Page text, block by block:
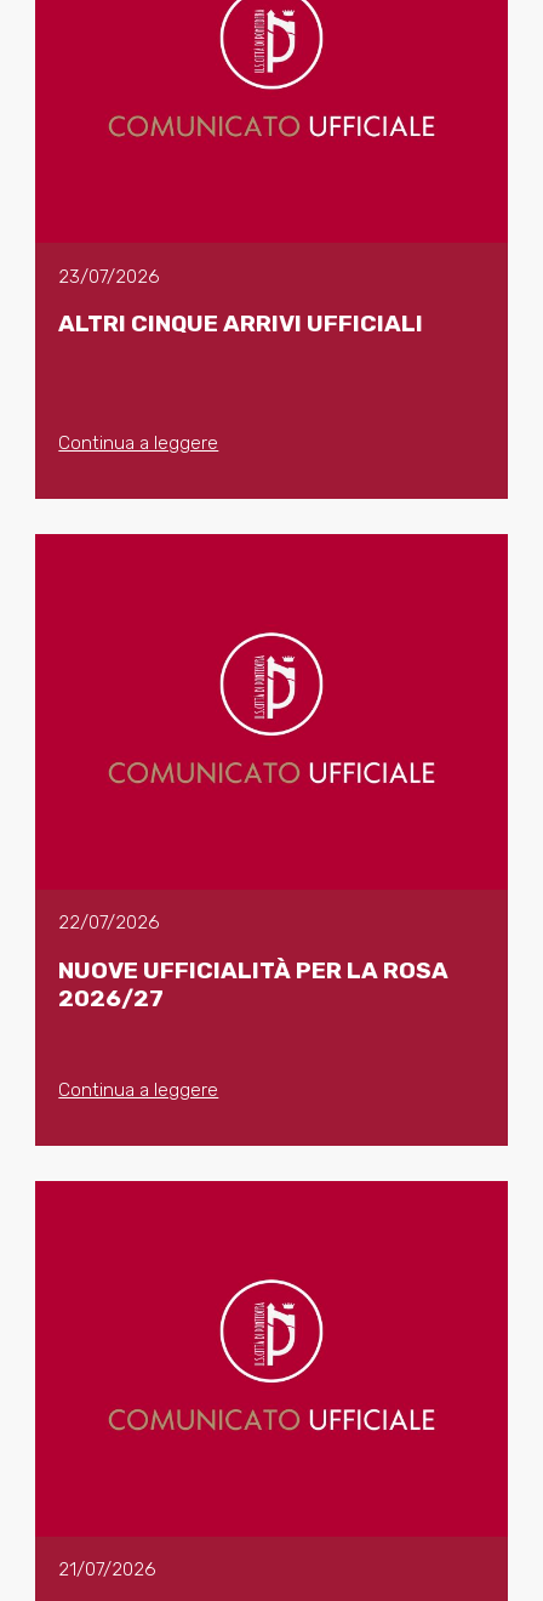
23/07/2026
ALTRI CINQUE ARRIVI UFFICIALI
Continua a leggere
22/07/2026
NUOVE UFFICIALITÀ PER LA ROSA
2026/27
Continua a leggere
21/07/2026